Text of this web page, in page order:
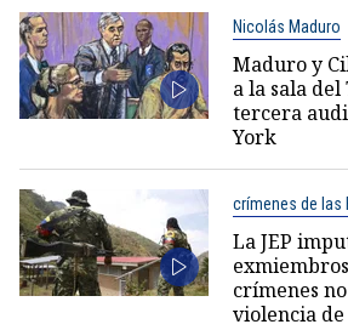
Nicolás Maduro
Maduro y
a la sala
tercera
York
crímenes de las
La JEP
crímenes
violencia